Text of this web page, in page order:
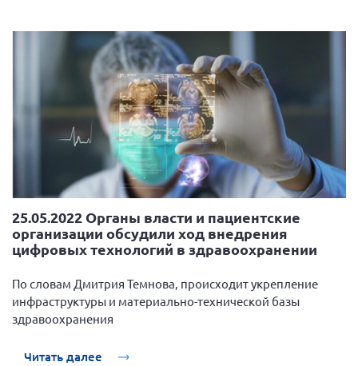
25.05.2022 Органы власти и пациентские
организации обсудили ход внедрения
цифровых технологий в здравоохранении
По словам Дмитрия Темнова, происходит укрепление
инфраструктуры и материально-технической базы
здравоохранения
Читать далее